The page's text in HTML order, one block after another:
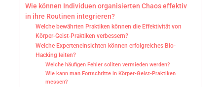
Wie können Individuen organisierten Chaos effektiv
in ihre Routinen integrieren?
Welche bewährten Praktiken können die Effektivität von
Körper-Geist-Praktiken verbessern?
Welche Experteneinsichten können erfolgreiches Bio-
Hacking leiten?
Welche häufigen Fehler sollten vermieden werden?
Wie kann man Fortschritte in Körper-Geist-Praktiken
messen?